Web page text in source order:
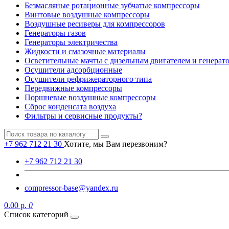
Безмасляные ротационные зубчатые компрессоры
Винтовые воздушные компрессоры
Воздушные ресиверы для компрессоров
Генераторы газов
Генераторы электричества
Жидкости и смазочные материалы
Осветительные мачты с дизельным двигателем и
Осушители адсорбционные
Осушители рефрижераторного типа
Передвижные компрессоры
Поршневые воздушные компрессоры
Сброс конденсата воздуха
Фильтры и сервисные продукты?
+7 962 712 21 30 Хотите, мы Вам перезвоним?
+7 962 712 21 30
compressor-base@yandex.ru
0.00 р. 0
Список категорий